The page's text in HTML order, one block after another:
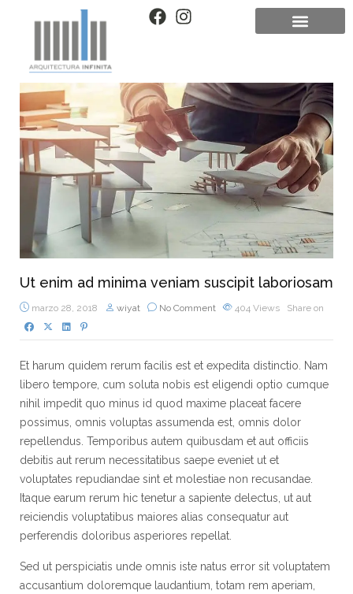
Ut enim ad minima veniam suscipit laboriosam
marzo 28, 2018 wiyat No Comment 404 Views Share on
Et harum quidem rerum facilis est et expedita distinctio. Nam
libero tempore, cum soluta nobis est eligendi optio cumque
nihil impedit quo minus id quod maxime placeat facere
possimus, omnis voluptas assumenda est, omnis dolor
repellendus. Temporibus autem quibusdam et aut officiis
debitis aut rerum necessitatibus saepe eveniet ut et
voluptates repudiandae sint et molestiae non recusandae.
Itaque earum rerum hic tenetur a sapiente delectus, ut aut
reiciendis voluptatibus maiores alias consequatur aut
perferendis doloribus asperiores repellat.
Sed ut perspiciatis unde omnis iste natus error sit voluptatem
accusantium doloremque laudantium, totam rem aperiam,